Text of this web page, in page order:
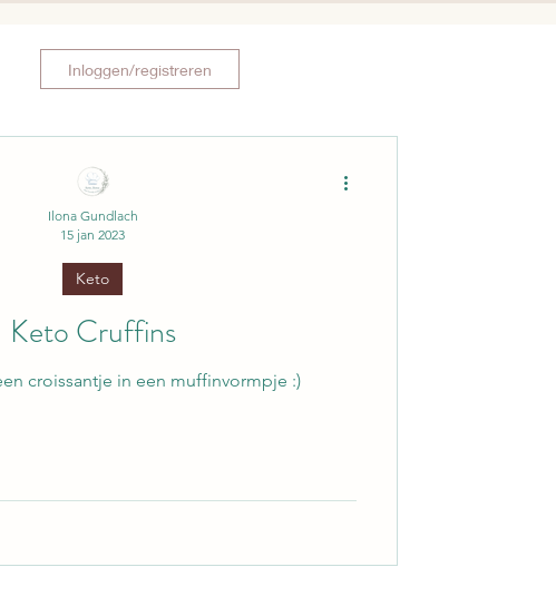
Inloggen/registreren
Keto Cruffins
Cruffins een croissantje in een muffinvormpje :)
Keto
Ilona Gundlach
15 jan 2023